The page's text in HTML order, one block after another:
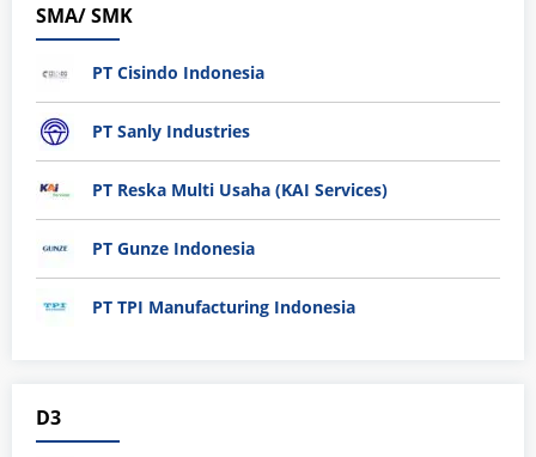
SMA/ SMK
PT Cisindo Indonesia
PT Sanly Industries
PT Reska Multi Usaha (KAI Services)
PT Gunze Indonesia
PT TPI Manufacturing Indonesia
D3